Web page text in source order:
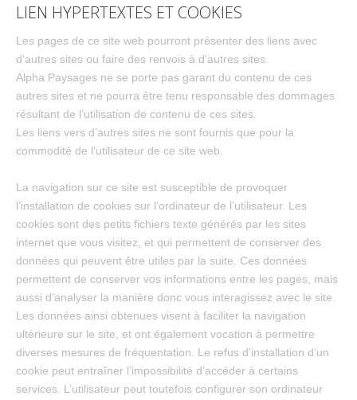
LIEN HYPERTEXTES ET COOKIES
Les pages de ce site web pourront présenter des liens avec
d’autres sites ou faire des renvois à d’autres sites.
Alpha Paysages ne se porte pas garant du contenu de ces
autres sites et ne pourra être tenu responsable des dommages
résultant de l’utilisation de contenu de ces sites.
Les liens vers d’autres sites ne sont fournis que pour la
commodité de l’utilisateur de ce site web.
La navigation sur ce site est susceptible de provoquer
l’installation de cookies sur l’ordinateur de l’utilisateur. Les
cookies sont des petits fichiers texte générés par les sites
internet que vous visitez, et qui permettent de conserver des
données qui peuvent être utiles par la suite. Ces données
permettent de conserver vos informations entre les pages, mais
aussi d’analyser la manière donc vous interagissez avec le site.
Les données ainsi obtenues visent à faciliter la navigation
ultérieure sur le site, et ont également vocation à permettre
diverses mesures de fréquentation. Le refus d’installation d’un
cookie peut entraîner l’impossibilité d’accéder à certains
services. L’utilisateur peut toutefois configurer son ordinateur